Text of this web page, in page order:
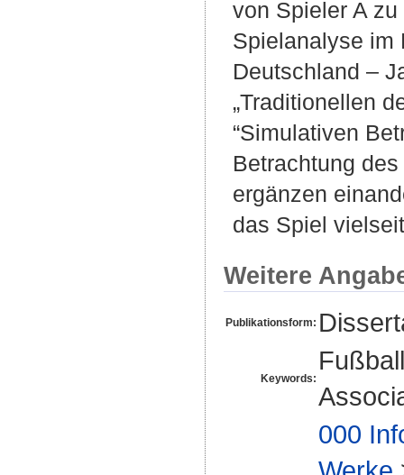
von Spieler A
Spielanalyse im
Deutschland –
„Traditionellen
“Simulativen
Betrachtung
ergänzen
das Spiel
Weitere
Publikationsform:
Keywords:
000